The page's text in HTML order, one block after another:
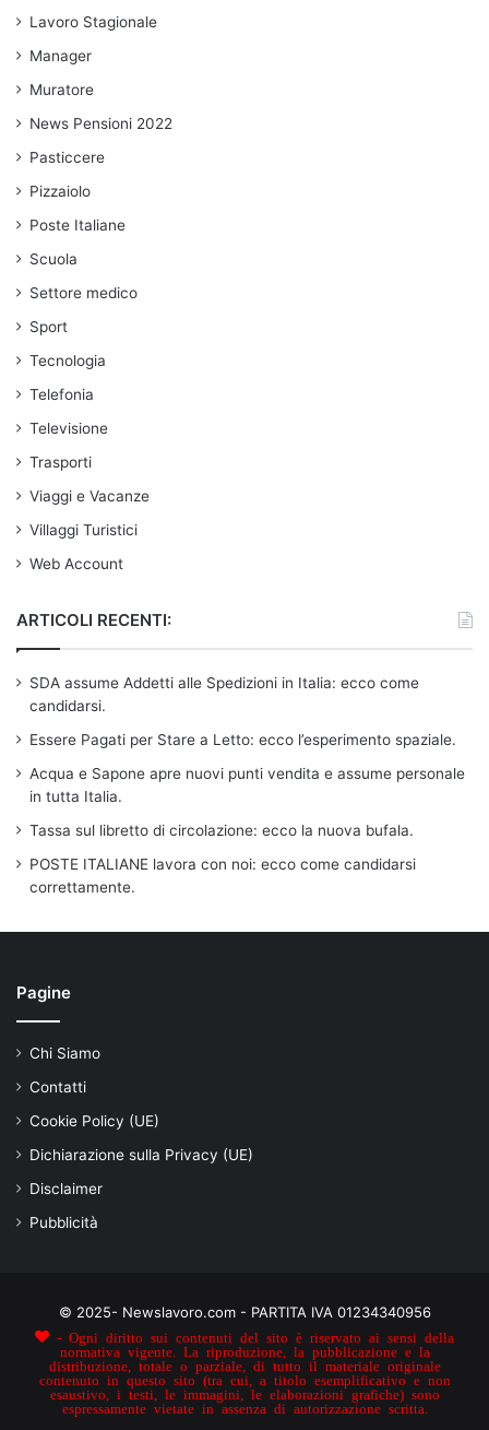
Lavoro Stagionale
Manager
Muratore
News Pensioni 2022
Pasticcere
Pizzaiolo
Poste Italiane
Scuola
Settore medico
Sport
Tecnologia
Telefonia
Televisione
Trasporti
Viaggi e Vacanze
Villaggi Turistici
Web Account
ARTICOLI RECENTI:
SDA assume Addetti alle Spedizioni in Italia: ecco come
candidarsi.
Essere Pagati per Stare a Letto: ecco l’esperimento spaziale.
Acqua e Sapone apre nuovi punti vendita e assume personale
in tutta Italia.
Tassa sul libretto di circolazione: ecco la nuova bufala.
POSTE ITALIANE lavora con noi: ecco come candidarsi
correttamente.
Pagine
Chi Siamo
Contatti
Cookie Policy (UE)
Dichiarazione sulla Privacy (UE)
Disclaimer
Pubblicità
© 2025- Newslavoro.com - PARTITA IVA 01234340956
- Ogni diritto sui contenuti del sito è riservato ai sensi della
normativa vigente. La riproduzione, la pubblicazione e la
distribuzione, totale o parziale, di tutto il materiale originale
contenuto in questo sito (tra cui, a titolo esemplificativo e non
esaustivo, i testi, le immagini, le elaborazioni grafiche) sono
espressamente vietate in assenza di autorizzazione scritta.